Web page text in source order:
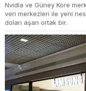
Nvidia ve Güney Kore
veri merkezleri ile yeni
doları aşan ortak bir.